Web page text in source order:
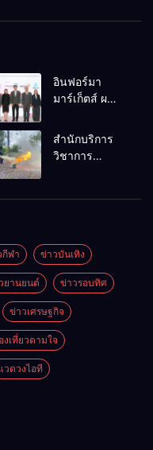
อินฟอร์มา
มาร์เก็ตส์ ผนึก
ธุรกิจท่อง
เที่ยว-บริการ
Thailand
สร้างโอกาส
ธุรกิจครบ
วงจร ด้วยครับ
สำนักบริการ
วิชาการ
ศักยภาพเจ้า
หน้าที่ท้องถิ่น
รับมืออัคคีภัย
ตามมาตรฐาน
สากล
ฬา ข่าวบันเทิง
ยานยนต์ ข่าวรอบทิศ
ข่าวเศรษฐกิจ
งเที่ยวตามใจ
วดวงไอที